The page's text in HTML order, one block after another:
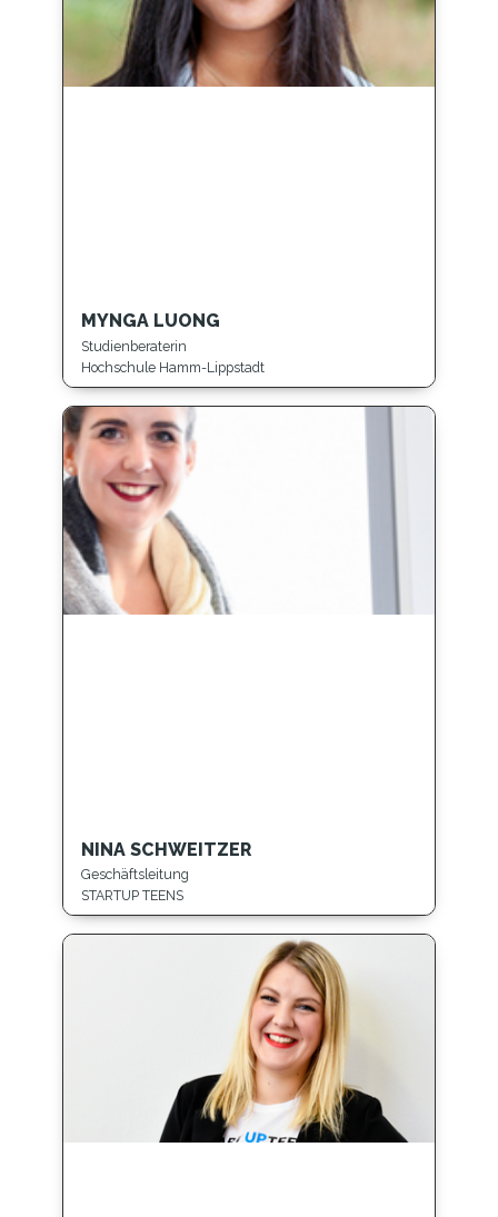
MYNGA LUONG
Studienberaterin
Hochschule Hamm-Lippstadt
NINA SCHWEITZER
Geschäftsleitung
STARTUP TEENS